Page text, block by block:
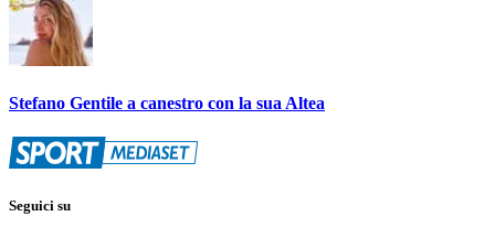
Stefano Gentile a canestro con la sua Altea
Seguici su